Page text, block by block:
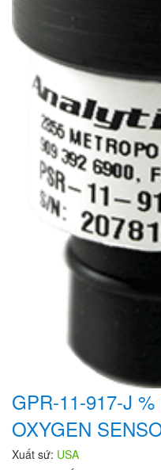
GPR-11-917-J
OXYGEN
Xuất sứ: USA